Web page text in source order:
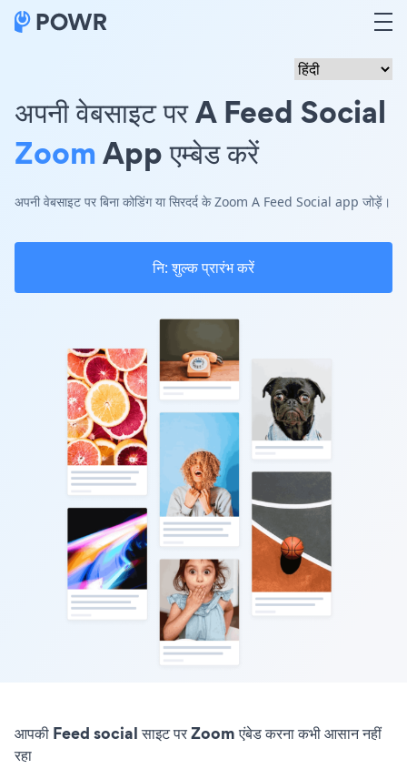
अपनी वेबसाइट पर A Feed Social
ZoomApp एम्बेड करें
अपनी वेबसाइट पर बिना कोडिंग या सिरदर्द के Zoom A Feed Social app जोड़ें।
नि: शुल्क प्रारंभ करें
आपकी Feed social साइट पर Zoom एंबेड करना कभी आसान नहीं
रहा